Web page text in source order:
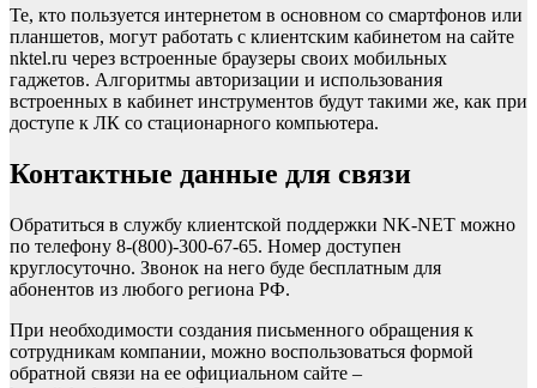
Те, кто пользуется интернетом в основном со смартфонов или
планшетов, могут работать с клиентским кабинетом на сайте
nktel.ru через встроенные браузеры своих мобильных
гаджетов. Алгоритмы авторизации и использования
встроенных в кабинет инструментов будут такими же, как при
доступе к ЛК со стационарного компьютера.
Контактные данные для связи
Обратиться в службу клиентской поддержки NK-NET можно
по телефону 8-(800)-300-67-65. Номер доступен
круглосуточно. Звонок на него буде бесплатным для
абонентов из любого региона РФ.
При необходимости создания письменного обращения к
сотрудникам компании, можно воспользоваться формой
обратной связи на ее официальном сайте –